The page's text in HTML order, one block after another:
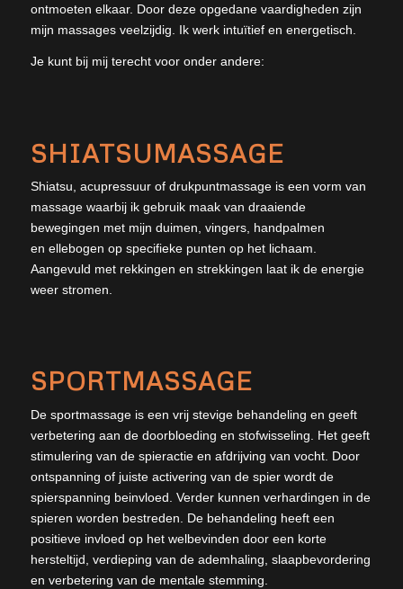
ontmoeten elkaar. Door deze opgedane vaardigheden zijn
mijn massages veelzijdig. Ik werk intuïtief en energetisch.
Je kunt bij mij terecht voor onder andere:
SHIATSUMASSAGE
Shiatsu, acupressuur of drukpuntmassage is een vorm van
massage waarbij ik gebruik maak van draaiende
bewegingen met mijn duimen, vingers, handpalmen
en ellebogen op specifieke punten op het lichaam.
Aangevuld met rekkingen en strekkingen laat ik de energie
weer stromen.
SPORTMASSAGE
De sportmassage is een vrij stevige behandeling en geeft
verbetering aan de doorbloeding en stofwisseling. Het geeft
stimulering van de spieractie en afdrijving van vocht. Door
ontspanning of juiste activering van de spier wordt de
spierspanning beinvloed. Verder kunnen verhardingen in de
spieren worden bestreden. De behandeling heeft een
positieve invloed op het welbevinden door een korte
hersteltijd, verdieping van de ademhaling, slaapbevordering
en verbetering van de mentale stemming.